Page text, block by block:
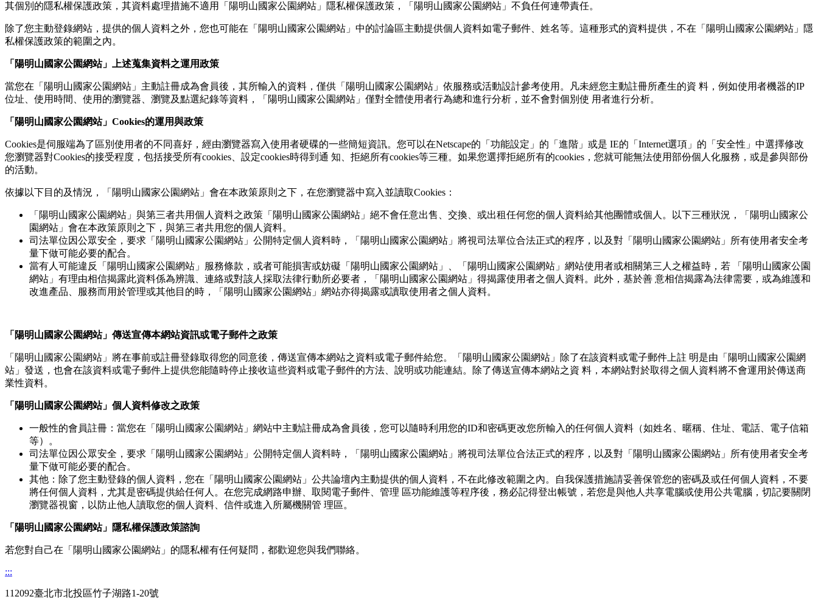
其個別的隱私權保護政策，其資料處理措施不適用「陽明山國家公園網站」隱私權保護政策，「陽明山國家公園網站」不負任何連帶責任。
除了您主動登錄網站，提供的個人資料之外，您也可能在「陽明山國家公園網站」中的討論區主動提供個人資料如電子郵件、姓名等。這種形式的資料提供，不在「陽明山國家公園網站」隱
私權保護政策的範圍之內。
「陽明山國家公園網站」上述蒐集資料之運用政策
當您在「陽明山國家公園網站」主動註冊成為會員後，其所輸入的資料，僅供「陽明山國家公園網站」依服務或活動設計參考使用。凡未經您主動註冊所產生的資 料，例如使用者機器的IP
位址、使用時間、使用的瀏覽器、瀏覽及點選紀錄等資料，「陽明山國家公園網站」僅對全體使用者行為總和進行分析，並不會對個別使 用者進行分析。
「陽明山國家公園網站」Cookies的運用與政策
Cookies是伺服端為了區別使用者的不同喜好，經由瀏覽器寫入使用者硬碟的一些簡短資訊。您可以在Netscape的「功能設定」的「進階」或是 IE的「Internet選項」的「安全性」中選擇修改
您瀏覽器對Cookies的接受程度，包括接受所有cookies、設定cookies時得到通 知、拒絕所有cookies等三種。如果您選擇拒絕所有的cookies，您就可能無法使用部份個人化服務，或是參與部份
的活動。
依據以下目的及情況，「陽明山國家公園網站」會在本政策原則之下，在您瀏覽器中寫入並讀取Cookies：
「陽明山國家公園網站」與第三者共用個人資料之政策「陽明山國家公園網站」絕不會任意出售、交換、或出租任何您的個人資料給其他團體或個人。以下三種狀況，「陽明山國家公
園網站」會在本政策原則之下，與第三者共用您的個人資料。
司法單位因公眾安全，要求「陽明山國家公園網站」公開特定個人資料時，「陽明山國家公園網站」將視司法單位合法正式的程序，以及對「陽明山國家公園網站」所有使用者安全考
量下做可能必要的配合。
當有人可能違反「陽明山國家公園網站」服務條款，或者可能損害或妨礙「陽明山國家公園網站」、「陽明山國家公園網站」網站使用者或相關第三人之權益時，若 「陽明山國家公園
網站」有理由相信揭露此資料係為辨識、連絡或對該人採取法律行動所必要者，「陽明山國家公園網站」得揭露使用者之個人資料。此外，基於善 意相信揭露為法律需要，或為維護和
改進產品、服務而用於管理或其他目的時，「陽明山國家公園網站」網站亦得揭露或讀取使用者之個人資料。
「陽明山國家公園網站」傳送宣傳本網站資訊或電子郵件之政策
「陽明山國家公園網站」將在事前或註冊登錄取得您的同意後，傳送宣傳本網站之資料或電子郵件給您。「陽明山國家公園網站」除了在該資料或電子郵件上註 明是由「陽明山國家公園網
站」發送，也會在該資料或電子郵件上提供您能隨時停止接收這些資料或電子郵件的方法、說明或功能連結。除了傳送宣傳本網站之資 料，本網站對於取得之個人資料將不會運用於傳送商
業性資料。
「陽明山國家公園網站」個人資料修改之政策
一般性的會員註冊：當您在「陽明山國家公園網站」網站中主動註冊成為會員後，您可以隨時利用您的ID和密碼更改您所輸入的任何個人資料（如姓名、暱稱、住址、電話、電子信箱
等）。
司法單位因公眾安全，要求「陽明山國家公園網站」公開特定個人資料時，「陽明山國家公園網站」將視司法單位合法正式的程序，以及對「陽明山國家公園網站」所有使用者安全考
量下做可能必要的配合。
其他：除了您主動登錄的個人資料，您在「陽明山國家公園網站」公共論壇內主動提供的個人資料，不在此修改範圍之內。自我保護措施請妥善保管您的密碼及或任何個人資料，不要
將任何個人資料，尤其是密碼提供給任何人。在您完成網路申辦、取閱電子郵件、管理 區功能維護等程序後，務必記得登出帳號，若您是與他人共享電腦或使用公共電腦，切記要關閉
瀏覽器視窗，以防止他人讀取您的個人資料、信件或進入所屬機關管 理區。
「陽明山國家公園網站」隱私權保護政策諮詢
若您對自己在「陽明山國家公園網站」的隱私權有任何疑問，都歡迎您與我們聯絡。
:::
112092臺北市北投區竹子湖路1-20號